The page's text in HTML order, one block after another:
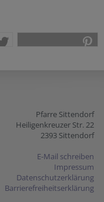
Pfarre Sittendorf
Heiligenkreuzer Str. 22
2393 Sittendorf
E-Mail schreiben
Impressum
Datenschutzerklärung
Barrierefreiheitserklärung